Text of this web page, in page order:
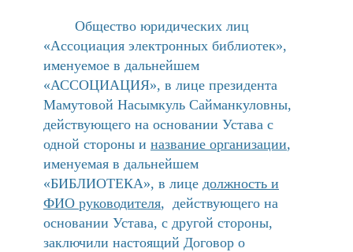
Общество юридических лиц
«Ассоциация электронных библиотек»,
именуемое в дальнейшем
«АССОЦИАЦИЯ», в лице президента
Мамутовой Насымкуль Сайманкуловны,
действующего на основании Устава с
одной стороны и название организации,
именуемая в дальнейшем
«БИБЛИОТЕКА», в лице должность и
ФИО руководителя, действующего на
основании Устава, с другой стороны,
заключили настоящий Договор о